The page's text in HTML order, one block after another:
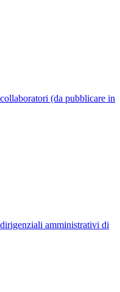
(da pubblicare in
amministrativi di